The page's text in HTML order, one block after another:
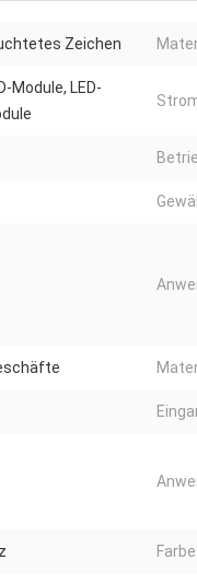
Zeichen
Module, LED-
Farbe: